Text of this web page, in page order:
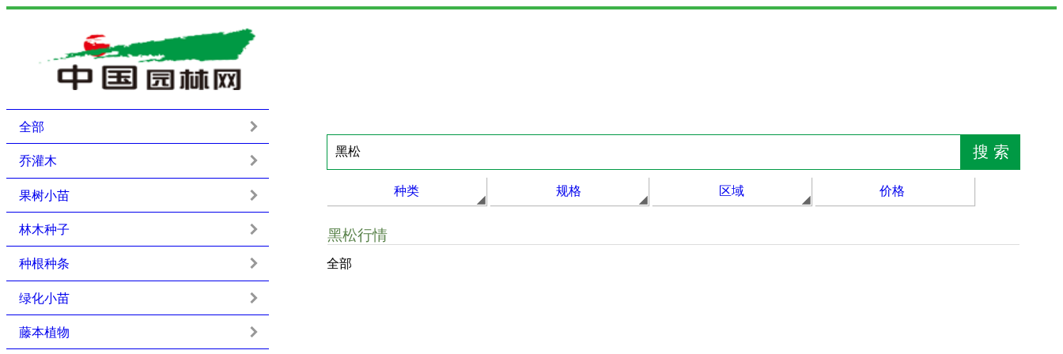
种类 规格 区域 价格
黑松行情
全部
全部
乔灌木
果树小苗
林木种子
种根种条
绿化小苗
藤本植物